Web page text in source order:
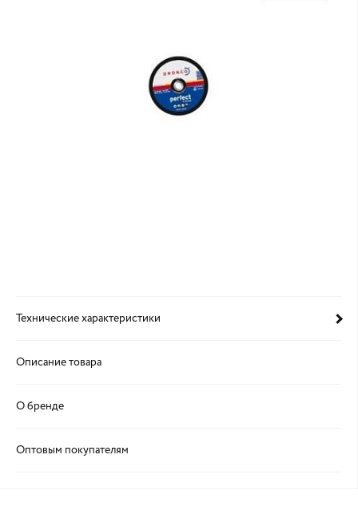
Технические характеристики
Описание товара
О бренде
Оптовым покупателям